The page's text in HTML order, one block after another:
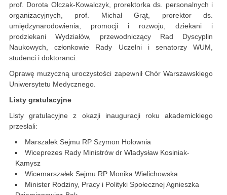
prof. Dorota Olczak-Kowalczyk, prorektorka ds. personalnych i
organizacyjnych, prof. Michał Grąt, prorektor ds.
umiędzynarodowienia, promocji i rozwoju, dziekani i
prodziekani Wydziałów, przewodniczący Rad Dyscyplin
Naukowych, członkowie Rady Uczelni i senatorzy WUM,
studenci i doktoranci.
Oprawę muzyczną uroczystości zapewnił Chór Warszawskiego
Uniwersytetu Medycznego.
Listy gratulacyjne
Listy gratulacyjne z okazji inauguracji roku akademickiego
przesłali:
Marszałek Sejmu RP Szymon Hołownia
Wiceprezes Rady Ministrów dr Władysław Kosiniak-
Kamysz
Wicemarszałek Sejmu RP Monika Wielichowska
Minister Rodziny, Pracy i Polityki Społecznej Agnieszka